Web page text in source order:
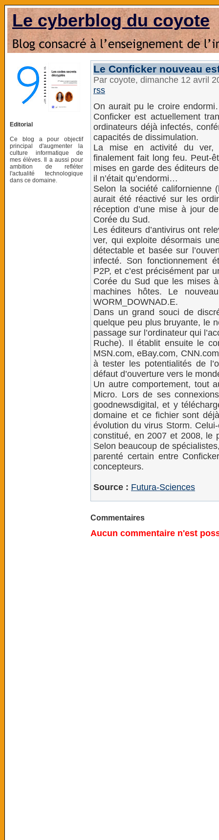
Le cyberblog du coyote
Editorial
Ce blog a pour objectif
principal d'augmenter la
culture informatique de
mes élèves. Il a aussi pour
ambition de refléter
l'actualité technologique
dans ce domaine.
Le Conficker nouveau
Par coyote, dimanche 12 avril
rss
On aurait pu le croire
Conficker est actuellement
ordinateurs déjà infectés,
capacités de dissimulation.
La mise en activité du ver,
finalement fait long feu. Peut-
mises en garde des éditeurs
il n’était qu’endormi…
Selon la société californienne
aurait été réactivé sur les
réception d’une mise à jour
Corée du Sud.
Les éditeurs d’antivirus ont
ver, qui exploite désormais
détectable et basée sur
infecté. Son fonctionnement
P2P, et c’est précisément par
Corée du Sud que les mises
machines hôtes. Le
WORM_DOWNAD.E.
Dans un grand souci de
quelque peu plus bruyante, le
passage sur l’ordinateur qui
Ruche). Il établit ensuite le
MSN.com, eBay.com,
à tester les potentialités de
défaut d’ouverture vers le
Un autre comportement, tout
Micro. Lors de ses
goodnewsdigital, et y
domaine et ce fichier sont
évolution du virus Storm.
constitué, en 2007 et 2008, le
Selon beaucoup de
parenté certain entre
concepteurs.
Source : Futura-Sciences
Commentaires
Aucun commentaire n'est